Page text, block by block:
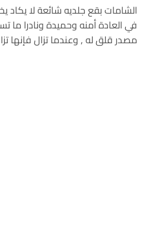
الشامات بقع جلديه شائعة لا يكاد
في العادة أمنه وحميدة ونادرا ما
مصدر قلق له , وعندما تزال فإنها